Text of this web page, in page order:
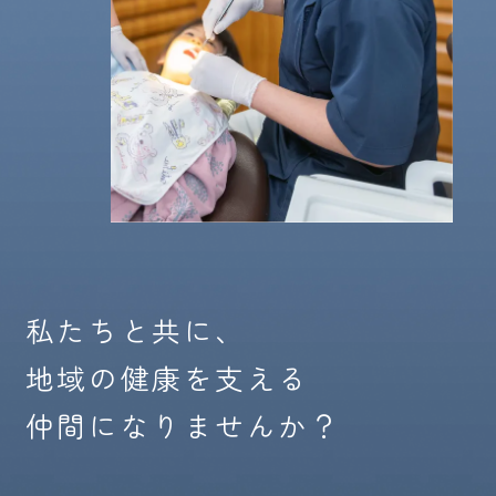
私たちと共に、
地域の健康を支える
仲間になりませんか？